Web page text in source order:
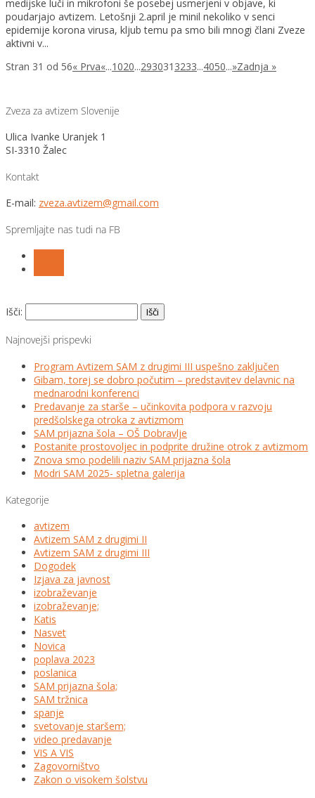
medijske luči in mikrofoni še posebej usmerjeni v objave, ki
poudarjajo avtizem. Letošnji 2.april je minil nekoliko v senci
epidemije korona virusa, kljub temu pa smo bili mnogi člani Zveze
aktivni v...
Stran 31 od 56« Prva«...1020...293031 3233...4050...»Zadnja »
Zveza za avtizem Slovenije
Ulica Ivanke Uranjek 1
SI-3310 Žalec
Kontakt
E-mail: zveza.avtizem@gmail.com
Spremljajte nas tudi na FB
Išči:
Najnovejši prispevki
Program Avtizem SAM z drugimi III uspešno zaključen
Gibam, torej se dobro počutim – predstavitev delavnic na
mednarodni konferenci
Predavanje za starše – učinkovita podpora v razvoju
predšolskega otroka z avtizmom
SAM prijazna šola – OŠ Dobravlje
Postanite prostovoljec in podprite družine otrok z avtizmom
Znova smo podelili naziv SAM prijazna šola
Modri SAM 2025- spletna galerija
Kategorije
avtizem
Avtizem SAM z drugimi II
Avtizem SAM z drugimi III
Dogodek
Izjava za javnost
izobraževanje
izobraževanje;
Katis
Nasvet
Novica
poplava 2023
poslanica
SAM prijazna šola;
SAM tržnica
spanje
svetovanje staršem;
video predavanje
VIS A VIS
Zagovorništvo
Zakon o visokem šolstvu